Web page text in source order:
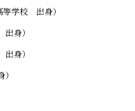
学校 出身）
身）
身）